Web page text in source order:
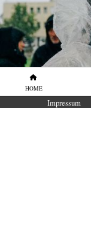
HOME
PORTRAITSImpressum